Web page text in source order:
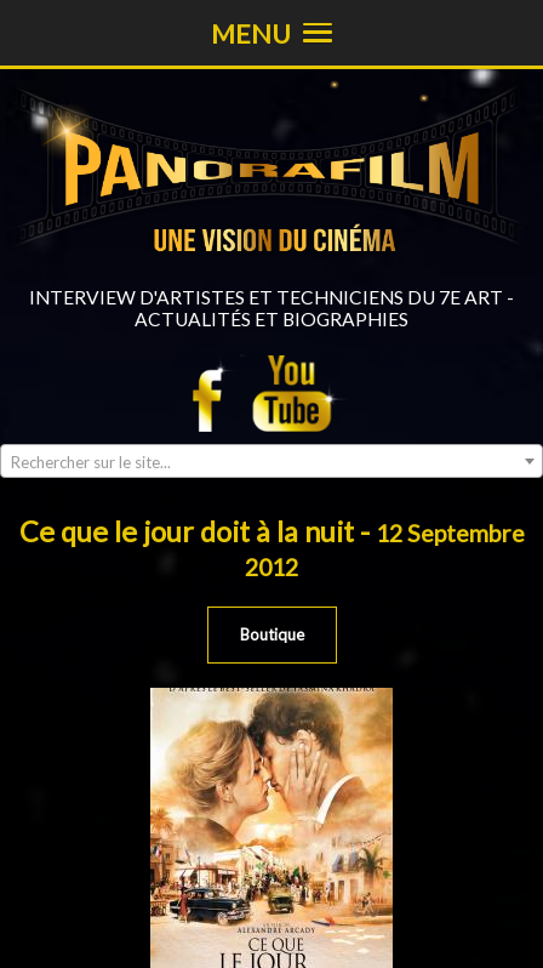
INTERVIEW D'ARTISTES ET TECHNICIENS DU 7E ART -
ACTUALITÉS ET BIOGRAPHIES
Rechercher sur le site...
MENU
Ce que le jour doit à la nuit - 12 Septembre
2012
Boutique